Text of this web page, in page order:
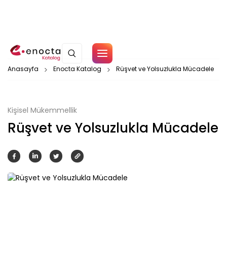
Çerez Politikamız
Anasayfa Enocta Katalog Rüşvet ve Yolsuzlukla Mücadele
Kişisel Mükemmellik
Rüşvet ve Yolsuzlukla Mücadele